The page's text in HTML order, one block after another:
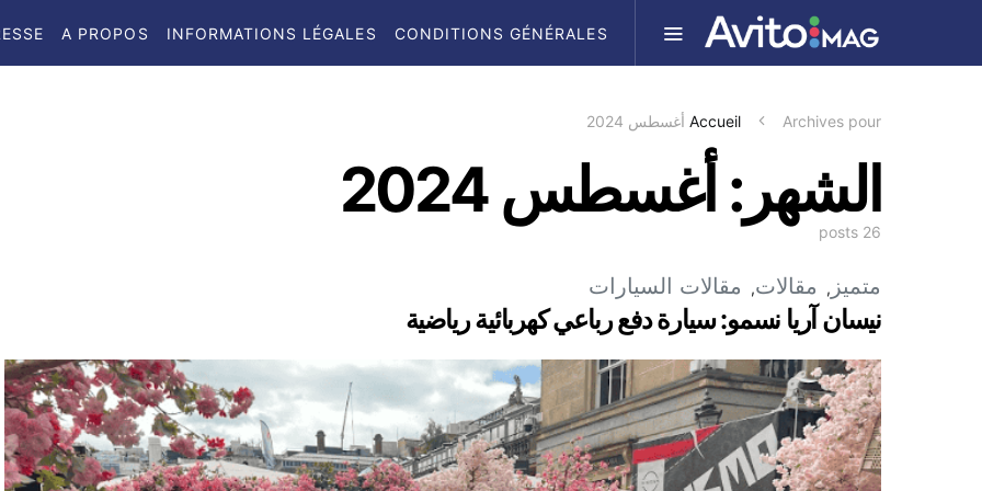
CONDITIONS GÉNÉRALES
INFORMATIONS LÉGALES
A PROPOS
Accueil Archives pour أغسطس 2024
الشهر: أغسطس 2024
26 posts
متميز مقالات مقالات السيارات
نيسان آريا نسمو: سيارة دفع رباعي كهربائية رياضية